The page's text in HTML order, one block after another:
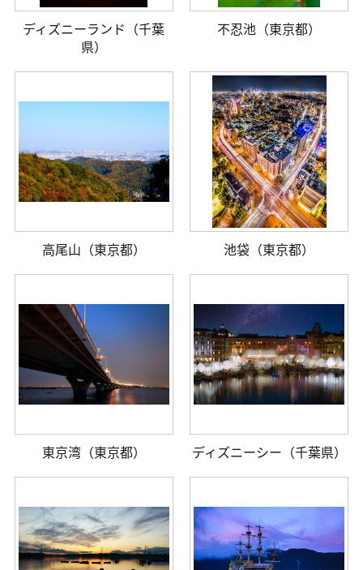
ディズニーランド（千葉
県）
不忍池（東京都）
高尾山（東京都） 池袋（東京都）
東京湾（東京都） ディズニーシー（千葉県）